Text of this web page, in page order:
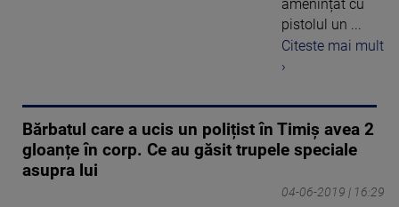
amenințat cu
pistolul un ...
Citeste mai mult
›
Bărbatul care a ucis un polițist în Timiș avea 2
gloanțe în corp. Ce au găsit trupele speciale
asupra lui
04-06-2019 | 16:29